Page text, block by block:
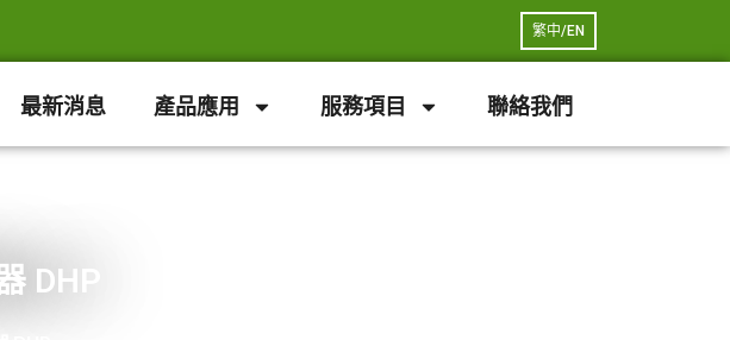
繁中/EN
最新消息 產品應用 服務項目 聯絡我們
DHP